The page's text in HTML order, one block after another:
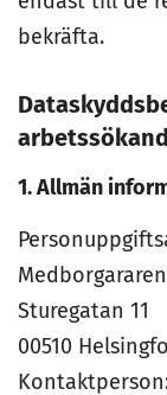
bekräfta.
1. Allmän
Sturegatan 11
00510